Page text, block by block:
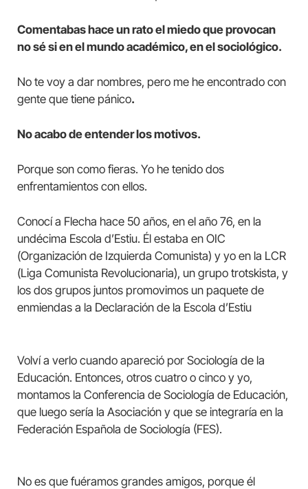
Comentabas hace un rato el miedo que provocan
no sé si en el mundo académico, en el sociológico.
No te voy a dar nombres, pero me he encontrado con
gente que tiene pánico.
No acabo de entender los motivos.
Porque son como fieras. Yo he tenido dos
enfrentamientos con ellos.
Conocí a Flecha hace 50 años, en el año 76, en la
undécima Escola d’Estiu. Él estaba en OIC
(Organización de Izquierda Comunista) y yo en la LCR
(Liga Comunista Revolucionaria), un grupo trotskista, y
los dos grupos juntos promovimos un paquete de
enmiendas a la Declaración de la Escola d’Estiu
Volví a verlo cuando apareció por Sociología de la
Educación. Entonces, otros cuatro o cinco y yo,
montamos la Conferencia de Sociología de Educación,
que luego sería la Asociación y que se integraría en la
Federación Española de Sociología (FES).
No es que fuéramos grandes amigos, porque él